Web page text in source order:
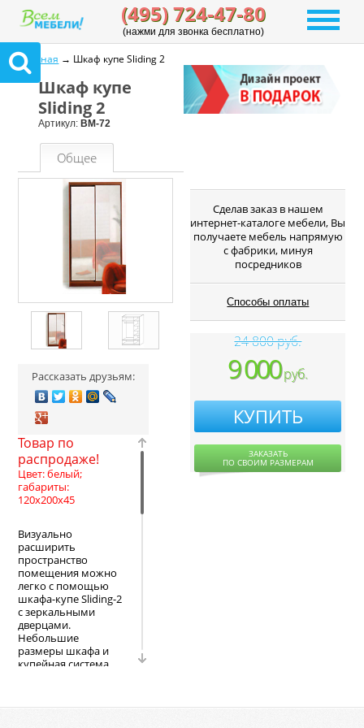
(495) 724-47-80
(нажми для звонка бесплатно)
Главная → Шкаф купе Sliding 2
Шкаф купе
Sliding 2
Артикул: ВМ-72
Общее
Рассказать друзьям:
Товар по
распродаже!
Цвет: белый;
габариты:
120x200x45
Визуально
расширить
пространство
помещения можно
легко с помощью
шкафа-купе Sliding-2
с зеркальными
дверцами.
Небольшие
размеры шкафа и
купейная система
Cделав заказ в нашем
интернет-каталоге мебели, Вы
получаете мебель напрямую
с фабрики, минуя
посредников
Способы оплаты
24 800 руб.
9 000руб.
КУПИТЬ
ЗАКАЗАТЬ
ПО СВОИМ РАЗМЕРАМ